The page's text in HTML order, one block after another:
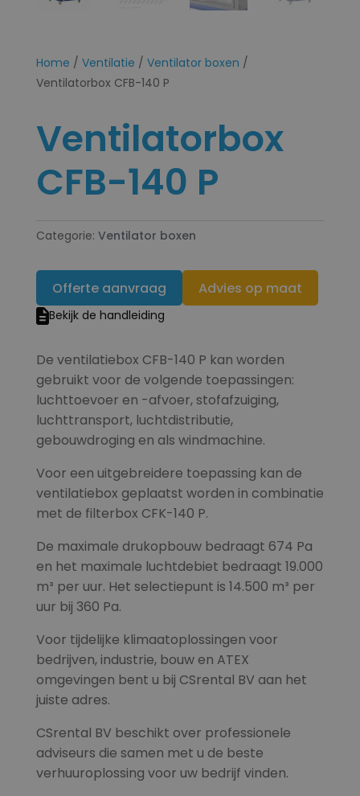
Home / Ventilatie / Ventilator boxen /
Ventilatorbox CFB-140 P
Ventilatorbox
CFB-140 P
Categorie: Ventilator boxen
Offerte aanvraag Advies op maat
Bekijk de handleiding
De ventilatiebox CFB-140 P kan worden
gebruikt voor de volgende toepassingen:
luchttoevoer en -afvoer, stofafzuiging,
luchttransport, luchtdistributie,
gebouwdroging en als windmachine.
Voor een uitgebreidere toepassing kan de
ventilatiebox geplaatst worden in combinatie
met de filterbox CFK-140 P.
De maximale drukopbouw bedraagt 674 Pa
en het maximale luchtdebiet bedraagt 19.000
m³ per uur. Het selectiepunt is 14.500 m³ per
uur bij 360 Pa.
Voor tijdelijke klimaatoplossingen voor
bedrijven, industrie, bouw en ATEX
omgevingen bent u bij CSrental BV aan het
juiste adres.
CSrental BV beschikt over professionele
adviseurs die samen met u de beste
verhuuroplossing voor uw bedrijf vinden.